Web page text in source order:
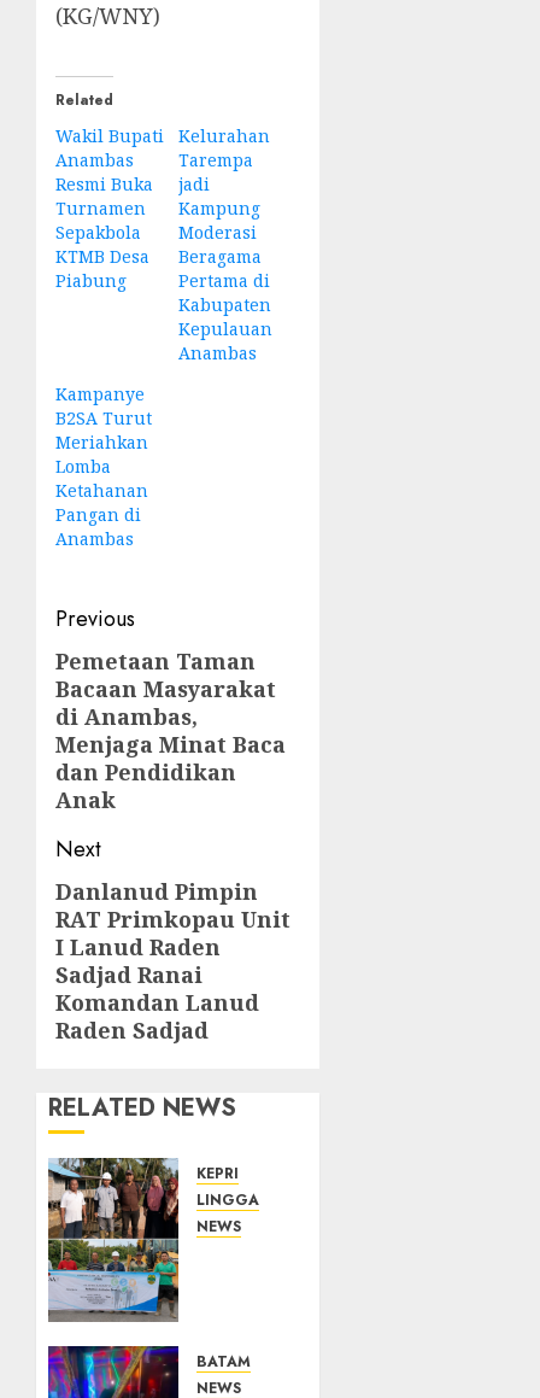
(KG/WNY)
Related
Wakil Bupati
Anambas
Resmi Buka
Turnamen
Sepakbola
KTMB Desa
Piabung
Kelurahan
Tarempa
jadi
Kampung
Moderasi
Beragama
Pertama di
Kabupaten
Kepulauan
Anambas
Kampanye
B2SA Turut
Meriahkan
Lomba
Ketahanan
Pangan di
Anambas
Post
navigation
Previous
Previous
post:
Pemetaan Taman
Bacaan Masyarakat
di Anambas,
Menjaga Minat Baca
dan Pendidikan
Anak
Next
Next
post:
Danlanud Pimpin
RAT Primkopau Unit
I Lanud Raden
Sadjad Ranai
Komandan Lanud
Raden Sadjad
RELATED NEWS
KEPRI
LINGGA
NEWS
Jembatan
Desa
BATAM
NEWS